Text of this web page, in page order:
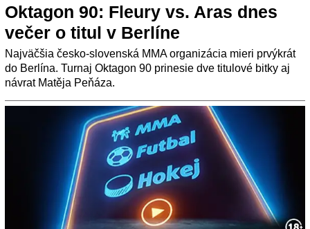
Oktagon 90: Fleury vs. Aras dnes
večer o titul v Berlíne
Najväčšia česko-slovenská MMA organizácia mieri prvýkrát
do Berlína. Turnaj Oktagon 90 prinesie dve titulové bitky aj
návrat Matěja Peňáza.